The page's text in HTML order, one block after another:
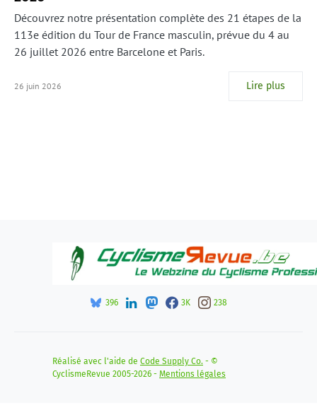
Découvrez notre présentation complète des 21 étapes de la
113e édition du Tour de France masculin, prévue du 4 au
26 juillet 2026 entre Barcelone et Paris.
26 juin 2026 Lire plus
396 3K 238
Réalisé avec l'aide de Code Supply Co. - ©
CyclismeRevue 2005-2026 - Mentions légales